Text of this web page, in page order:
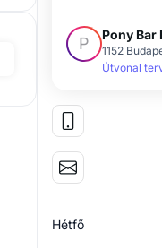
P Pony Bar
1152
Útvonal
Hétfő